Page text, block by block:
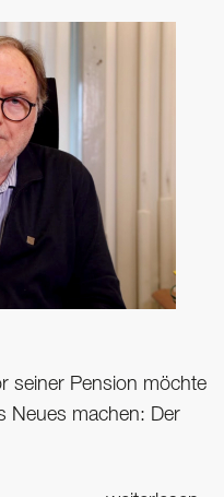
seiner Pension möchte
Neues machen: Der